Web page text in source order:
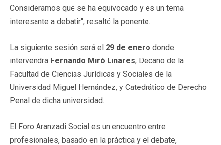
Consideramos que se ha equivocado y es un tema
interesante a debatir", resaltó la ponente.
La siguiente sesión será el 29 de enero donde
intervendrá Fernando Miró Linares, Decano de la
Facultad de Ciencias Jurídicas y Sociales de la
Universidad Miguel Hernández, y Catedrático de Derecho
Penal de dicha universidad.
El Foro Aranzadi Social es un encuentro entre
profesionales, basado en la práctica y el debate,